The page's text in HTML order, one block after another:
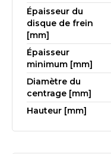
Épaisseur du
disque de frein
[mm]
Épaisseur
minimum [mm]
Diamètre du
centrage [mm]
Hauteur [mm]